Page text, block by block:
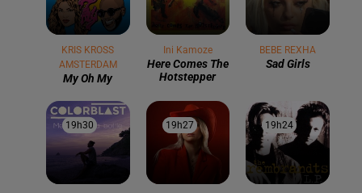
KRIS KROSS
AMSTERDAM
My Oh My
Ini Kamoze
Here Comes The
Hotstepper
BEBE REXHA
Sad Girls
19h30
19h30 19h27
19h27 19h24
19h24